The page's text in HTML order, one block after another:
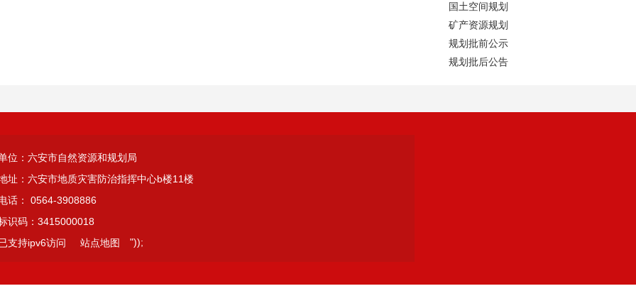
国土空间规划
矿产资源规划
规划批前公示
规划批后公告
位：六安市自然资源和规划局
址：六安市地质灾害防治指挥中心b楼11楼
话： 0564-3908886
识码：3415000018
支持ipv6访问
站点地图 "));